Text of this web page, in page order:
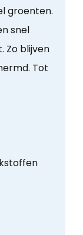
groenten.
snel
Zo blijven
Tot